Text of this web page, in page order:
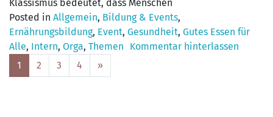
Klassismus bedeutet, dass Menschen
Posted in Allgemein, Bildung & Events,
Ernährungsbildung, Event, Gesundheit, Gutes Essen für
Alle, Intern, Orga, Themen
Kommentar hinterlassen
Posts
navigation
1 2 3 4 »